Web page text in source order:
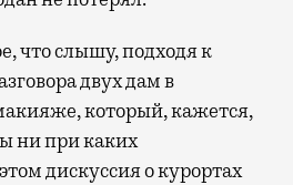
что слышу, подходя к
двух дам в
который, кажется,
ни при каких
дискуссия о курортах